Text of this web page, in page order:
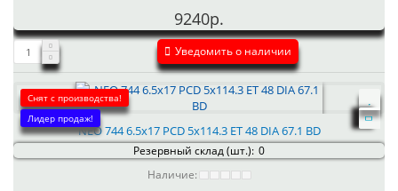
9240р.
Уведомить о наличии
Снят с производства!
Лидер продаж!
NEO 744 6.5x17 PCD 5x114.3 ET 48 DIA 67.1 BD
Резервный склад (шт.): 0
Наличие: